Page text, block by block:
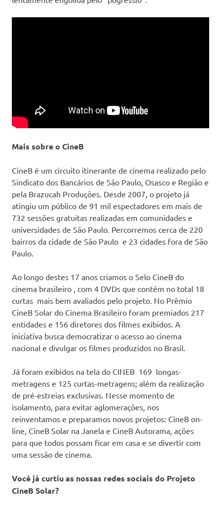
Mais sobre o CineB
CineB é um circuito itinerante de cinema realizado pelo
Sindicato dos Bancários de São Paulo, Osasco e Região e
pela Brazucah Produções. Desde 2007, o projeto já
atingiu um público de 91 mil espectadores em mais de
732 sessões gratuitas realizadas em comunidades e
universidades de São Paulo. Percorremos cerca de 220
bairros da cidade de São Paulo e 23 cidades fora de São
Paulo.
Ao longo destes 17 anos criamos o Selo CineB do
cinema brasileiro , com 4 DVDs que contém no total 18
curtas mais bem avaliados pelo projeto. No Prêmio
CineB Solar do Cinema Brasileiro foram premiados 217
entidades e 156 diretores dos filmes exibidos. A
iniciativa busca democratizar o acesso ao cinema
nacional e divulgar os filmes produzidos no Brasil.
Já foram exibidos na tela do CINEB 169 longas-
metragens e 125 curtas-metragens; além da realização
de pré-estreias exclusivas. Nesse momento de
isolamento, para evitar aglomerações, nos
reinventamos e preparamos novos projetos: CineB on-
line, CineB Solar na Janela e CineB Autorama, ações
para que todos possam ficar em casa e se divertir com
uma sessão de cinema.
Você já curtiu as nossas redes sociais do Projeto
CineB Solar?